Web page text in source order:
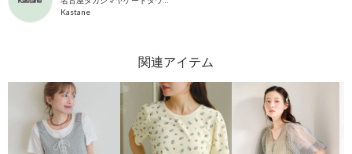
Kastane